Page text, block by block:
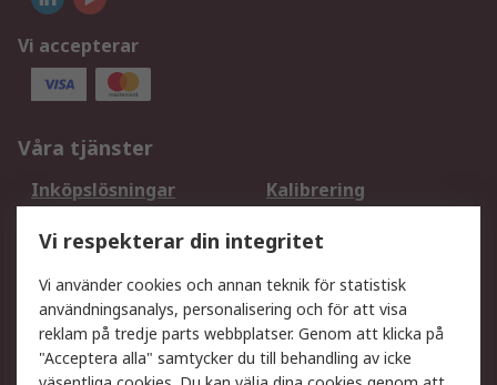
Vi accepterar
Våra tjänster
Inköpslösningar
Kalibrering
DesignSpark
Teknisk Support
Ditt lokala säljteam
Exportlösningar
Support
Vi respekterar din integritet
Vi använder cookies och annan teknik för statistisk
användningsanalys, personalisering och för att visa
reklam på tredje parts webbplatser. Genom att klicka på
"Acceptera alla" samtycker du till behandling av icke